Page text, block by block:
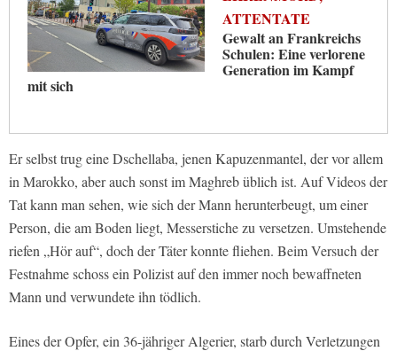
ATTENTATE
Gewalt an Frankreichs
Schulen: Eine verlorene
Generation im Kampf
mit sich
Er selbst trug eine Dschellaba, jenen Kapuzenmantel, der vor allem
in Marokko, aber auch sonst im Maghreb üblich ist. Auf Videos der
Tat kann man sehen, wie sich der Mann herunterbeugt, um einer
Person, die am Boden liegt, Messerstiche zu versetzen. Umstehende
riefen „Hör auf“, doch der Täter konnte fliehen. Beim Versuch der
Festnahme schoss ein Polizist auf den immer noch bewaffneten
Mann und verwundete ihn tödlich.
Eines der Opfer, ein 36-jähriger Algerier, starb durch Verletzungen